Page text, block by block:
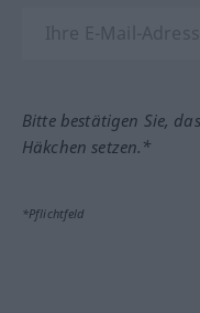
Bitte bestätigen Sie,
Häkchen setzen.*
*Pflichtfeld